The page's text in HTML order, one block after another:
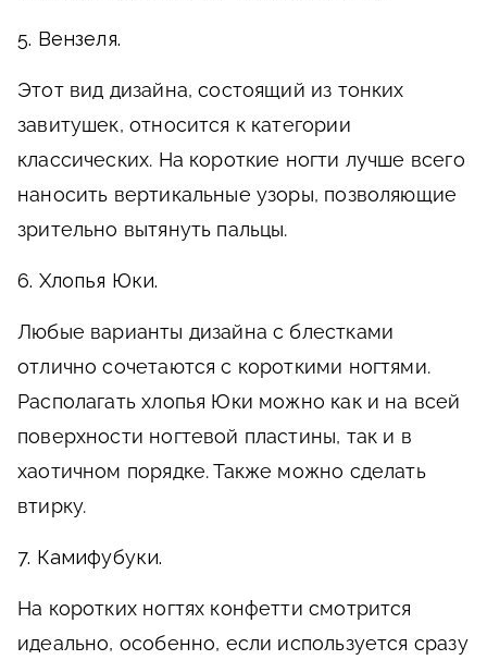
5. Вензеля.
Этот вид дизайна, состоящий из тонких
завитушек, относится к категории
классических. На короткие ногти лучше всего
наносить вертикальные узоры, позволяющие
зрительно вытянуть пальцы.
6. Хлопья Юки.
Любые варианты дизайна с блестками
отлично сочетаются с короткими ногтями.
Располагать хлопья Юки можно как и на всей
поверхности ногтевой пластины, так и в
хаотичном порядке. Также можно сделать
втирку.
7. Камифубуки.
На коротких ногтях конфетти смотрится
идеально, особенно, если используется сразу